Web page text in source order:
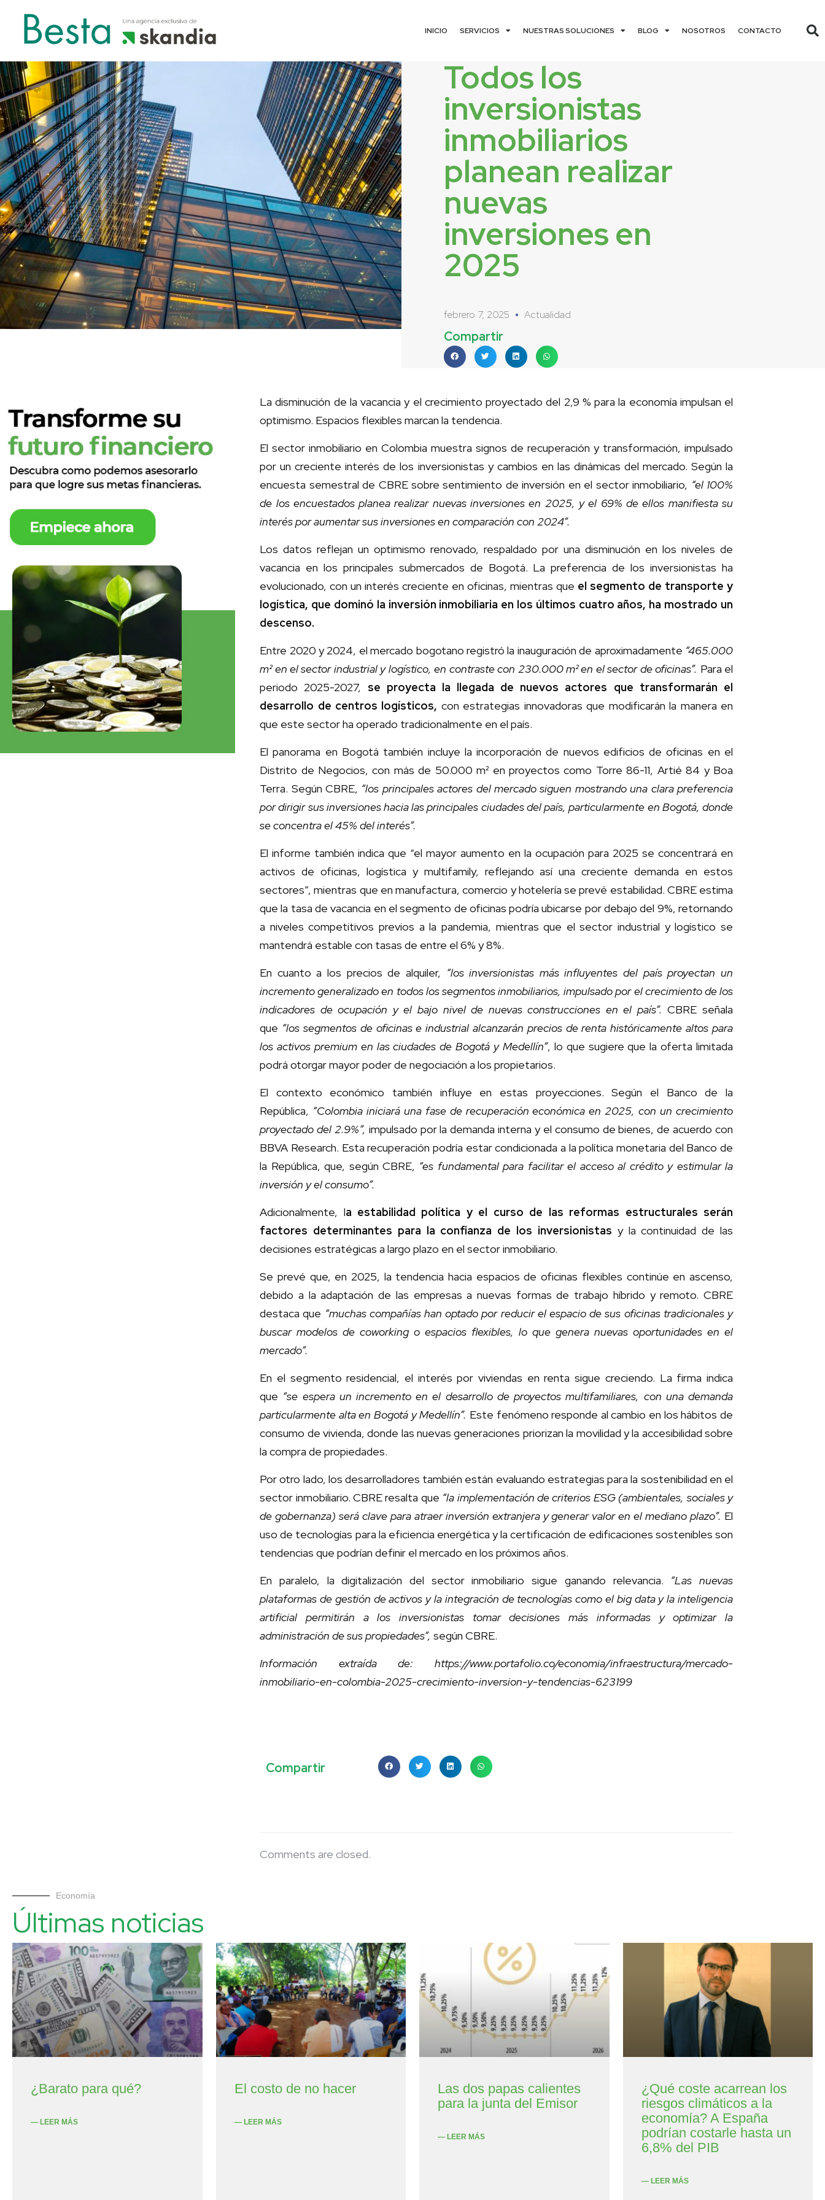
INICIO SERVICIOS NUESTRAS SOLUCIONES BLOG NOSOTROS CONTACTO
Todos los
inversionistas
inmobiliarios
planean realizar
nuevas
inversiones en
2025
febrero 7, 2025 Actualidad
Compartir
La disminución de la vacancia y el crecimiento proyectado del 2,9 % para la economía impulsan el
optimismo. Espacios flexibles marcan la tendencia.
El sector inmobiliario en Colombia muestra signos de recuperación y transformación, impulsado
por un creciente interés de los inversionistas y cambios en las dinámicas del mercado. Según la
encuesta semestral de CBRE sobre sentimiento de inversión en el sector inmobiliario, “el 100%
de los encuestados planea realizar nuevas inversiones en 2025, y el 69% de ellos manifiesta su
interés por aumentar sus inversiones en comparación con 2024”.
Los datos reflejan un optimismo renovado, respaldado por una disminución en los niveles de
vacancia en los principales submercados de Bogotá. La preferencia de los inversionistas ha
evolucionado, con un interés creciente en oficinas, mientras que el segmento de transporte y
logística, que dominó la inversión inmobiliaria en los últimos cuatro años, ha mostrado un
descenso.
Entre 2020 y 2024, el mercado bogotano registró la inauguración de aproximadamente “465.000
m² en el sector industrial y logístico, en contraste con 230.000 m² en el sector de oficinas”. Para el
periodo 2025-2027, se proyecta la llegada de nuevos actores que transformarán el
desarrollo de centros logísticos, con estrategias innovadoras que modificarán la manera en
que este sector ha operado tradicionalmente en el país.
El panorama en Bogotá también incluye la incorporación de nuevos edificios de oficinas en el
Distrito de Negocios, con más de 50.000 m² en proyectos como Torre 86-11, Artié 84 y Boa
Terra. Según CBRE, “los principales actores del mercado siguen mostrando una clara preferencia
por dirigir sus inversiones hacia las principales ciudades del país, particularmente en Bogotá, donde
se concentra el 45% del interés”.
El informe también indica que “el mayor aumento en la ocupación para 2025 se concentrará en
activos de oficinas, logística y multifamily, reflejando así una creciente demanda en estos
sectores”, mientras que en manufactura, comercio y hotelería se prevé estabilidad. CBRE estima
que la tasa de vacancia en el segmento de oficinas podría ubicarse por debajo del 9%, retornando
a niveles competitivos previos a la pandemia, mientras que el sector industrial y logístico se
mantendrá estable con tasas de entre el 6% y 8%.
En cuanto a los precios de alquiler, “los inversionistas más influyentes del país proyectan un
incremento generalizado en todos los segmentos inmobiliarios, impulsado por el crecimiento de los
indicadores de ocupación y el bajo nivel de nuevas construcciones en el país”. CBRE señala
que “los segmentos de oficinas e industrial alcanzarán precios de renta históricamente altos para
los activos premium en las ciudades de Bogotá y Medellín”, lo que sugiere que la oferta limitada
podrá otorgar mayor poder de negociación a los propietarios.
El contexto económico también influye en estas proyecciones. Según el Banco de la
República, “Colombia iniciará una fase de recuperación económica en 2025, con un crecimiento
proyectado del 2.9%”, impulsado por la demanda interna y el consumo de bienes, de acuerdo con
BBVA Research. Esta recuperación podría estar condicionada a la política monetaria del Banco de
la República, que, según CBRE, “es fundamental para facilitar el acceso al crédito y estimular la
inversión y el consumo”.
Adicionalmente, la estabilidad política y el curso de las reformas estructurales serán
factores determinantes para la confianza de los inversionistas y la continuidad de las
decisiones estratégicas a largo plazo en el sector inmobiliario.
Se prevé que, en 2025, la tendencia hacia espacios de oficinas flexibles continúe en ascenso,
debido a la adaptación de las empresas a nuevas formas de trabajo híbrido y remoto. CBRE
destaca que “muchas compañías han optado por reducir el espacio de sus oficinas tradicionales y
buscar modelos de coworking o espacios flexibles, lo que genera nuevas oportunidades en el
mercado”.
En el segmento residencial, el interés por viviendas en renta sigue creciendo. La firma indica
que “se espera un incremento en el desarrollo de proyectos multifamiliares, con una demanda
particularmente alta en Bogotá y Medellín”. Este fenómeno responde al cambio en los hábitos de
consumo de vivienda, donde las nuevas generaciones priorizan la movilidad y la accesibilidad sobre
la compra de propiedades.
Por otro lado, los desarrolladores también están evaluando estrategias para la sostenibilidad en el
sector inmobiliario. CBRE resalta que “la implementación de criterios ESG (ambientales, sociales y
de gobernanza) será clave para atraer inversión extranjera y generar valor en el mediano plazo”. El
uso de tecnologías para la eficiencia energética y la certificación de edificaciones sostenibles son
tendencias que podrían definir el mercado en los próximos años.
En paralelo, la digitalización del sector inmobiliario sigue ganando relevancia. “Las nuevas
plataformas de gestión de activos y la integración de tecnologías como el big data y la inteligencia
artificial permitirán a los inversionistas tomar decisiones más informadas y optimizar la
administración de sus propiedades”, según CBRE.
Información extraída de: https://www.portafolio.co/economia/infraestructura/mercado-
inmobiliario-en-colombia-2025-crecimiento-inversion-y-tendencias-623199
Compartir
Comments are closed.
Economía
Últimas noticias
¿Barato para qué?
— LEER MÁS
El costo de no hacer
— LEER MÁS
Las dos papas calientes
para la junta del Emisor
— LEER MÁS
¿Qué coste acarrean los
riesgos climáticos a la
economía? A España
podrían costarle hasta un
6,8% del PIB
— LEER MÁS